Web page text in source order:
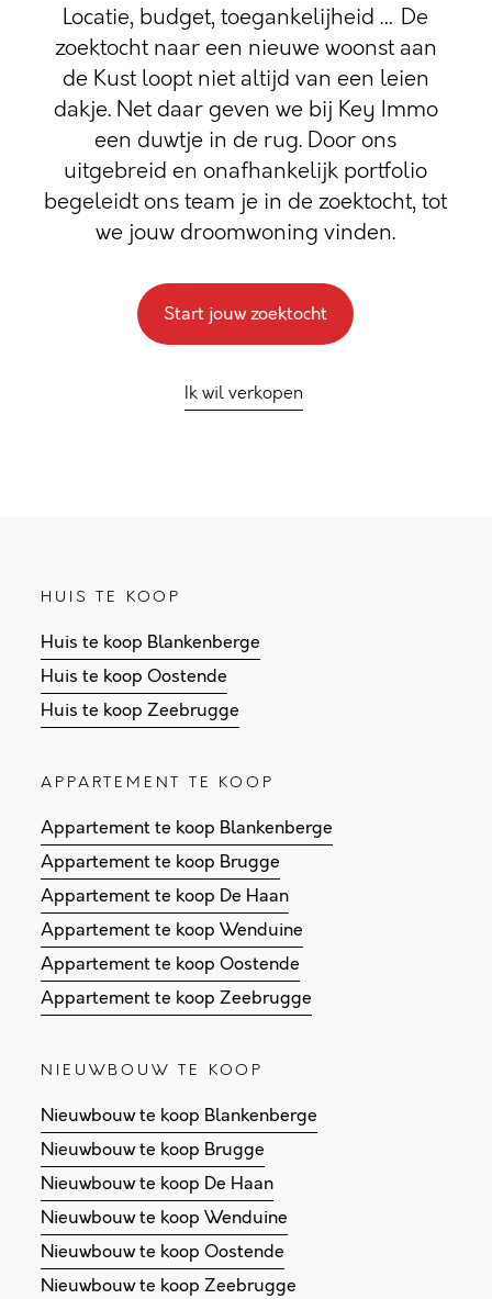
Locatie, budget, toegankelijheid … De
zoektocht naar een nieuwe woonst aan
de Kust loopt niet altijd van een leien
dakje. Net daar geven we bij Key Immo
een duwtje in de rug. Door ons
uitgebreid en onafhankelijk portfolio
begeleidt ons team je in de zoektocht, tot
we jouw droomwoning vinden.
Start jouw zoektocht
Ik wil verkopen
HUIS TE KOOP
Huis te koop Blankenberge
Huis te koop Oostende
Huis te koop Zeebrugge
APPARTEMENT TE KOOP
Appartement te koop Blankenberge
Appartement te koop Brugge
Appartement te koop De Haan
Appartement te koop Wenduine
Appartement te koop Oostende
Appartement te koop Zeebrugge
NIEUWBOUW TE KOOP
Nieuwbouw te koop Blankenberge
Nieuwbouw te koop Brugge
Nieuwbouw te koop De Haan
Nieuwbouw te koop Wenduine
Nieuwbouw te koop Oostende
Nieuwbouw te koop Zeebrugge